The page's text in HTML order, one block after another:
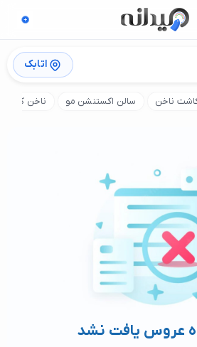
اتابک
ناخن سالن اکستنشن مو ناخن کار
عروس یافت نشد